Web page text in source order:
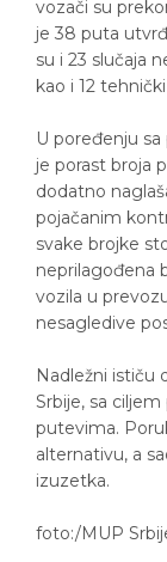
vozači su
je 38 puta
su i 23 slučaja
kao i 12
U poređenju
je porast broja
dodatno
pojačanim
svake brojke
neprilagođena
vozila u
nesagledive
Nadležni ističu
Srbije, sa
putevima.
alternativu, a
izuzetka.
foto:/MUP